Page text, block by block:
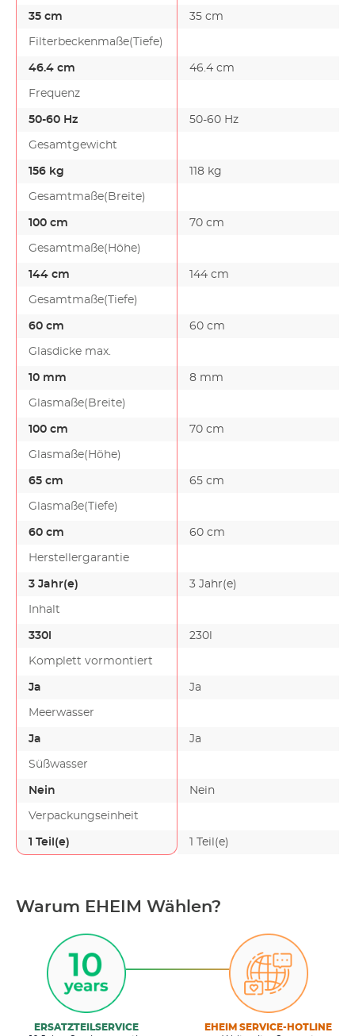
35 cm 35 cm
Filterbeckenmaße(Tiefe)
46.4 cm 46.4 cm
Frequenz
50-60 Hz 50-60 Hz
Gesamtgewicht
156 kg 118 kg
Gesamtmaße(Breite)
100 cm 70 cm
Gesamtmaße(Höhe)
144 cm 144 cm
Gesamtmaße(Tiefe)
60 cm 60 cm
Glasdicke max.
10 mm 8 mm
Glasmaße(Breite)
100 cm 70 cm
Glasmaße(Höhe)
65 cm 65 cm
Glasmaße(Tiefe)
60 cm 60 cm
Herstellergarantie
3 Jahr(e) 3 Jahr(e)
Inhalt
330l 230l
Komplett vormontiert
Ja Ja
Meerwasser
Ja Ja
Süßwasser
Nein Nein
Verpackungseinheit
1 Teil(e) 1 Teil(e)
Warum EHEIM Wählen?
ERSATZTEILSERVICE
EHEIM SERVICE-HOTLINE